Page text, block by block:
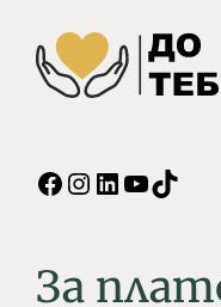
Facebook
Instagram
LinkedIn
За